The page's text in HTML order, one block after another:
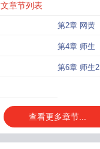
章节列表
第2章 网黄
第4章 师生
第6章 师生2
查看更多章节...